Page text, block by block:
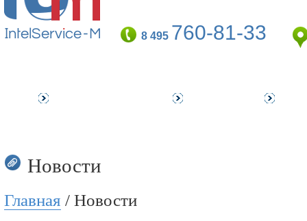
8 495 760-81-33
Новости
Главная / Новости